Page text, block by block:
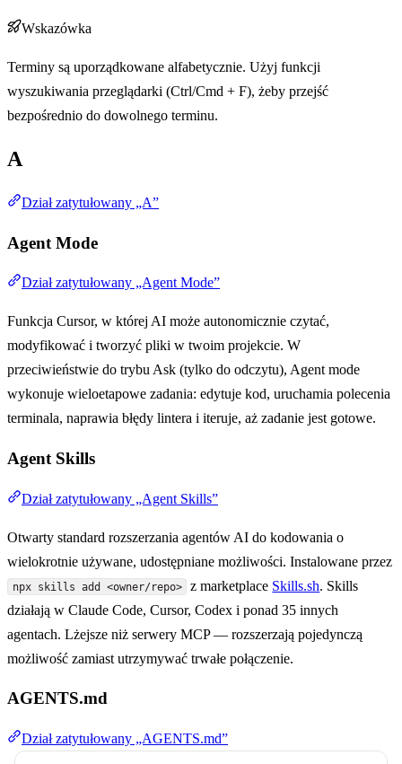
Wskazówka
Terminy są uporządkowane alfabetycznie. Użyj funkcji
wyszukiwania przeglądarki (Ctrl/Cmd + F), żeby przejść
bezpośrednio do dowolnego terminu.
A
Dział zatytułowany „A”
Agent Mode
Dział zatytułowany „Agent Mode”
Funkcja Cursor, w której AI może autonomicznie czytać,
modyfikować i tworzyć pliki w twoim projekcie. W
przeciwieństwie do trybu Ask (tylko do odczytu), Agent mode
wykonuje wieloetapowe zadania: edytuje kod, uruchamia polecenia
terminala, naprawia błędy lintera i iteruje, aż zadanie jest gotowe.
Agent Skills
Dział zatytułowany „Agent Skills”
Otwarty standard rozszerzania agentów AI do kodowania o
wielokrotnie używane, udostępniane możliwości. Instalowane przez
npx skills add <owner/repo> z marketplace Skills.sh. Skills
działają w Claude Code, Cursor, Codex i ponad 35 innych
agentach. Lżejsze niż serwery MCP — rozszerzają pojedynczą
możliwość zamiast utrzymywać trwałe połączenie.
AGENTS.md
Dział zatytułowany „AGENTS.md”